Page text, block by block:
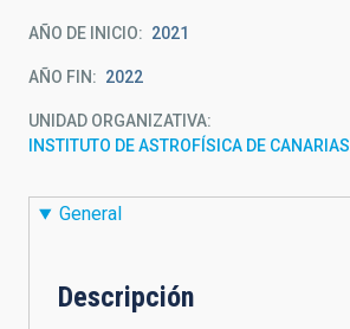
AÑO DE INICIO 2021
AÑO FIN 2022
UNIDAD ORGANIZATIVA
INSTITUTO DE ASTROFÍSICA DE CANARIAS
General
Descripción